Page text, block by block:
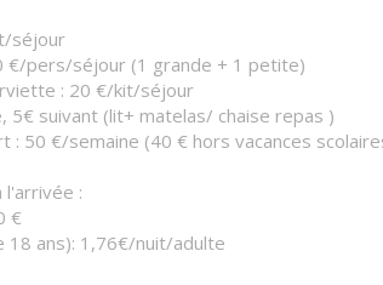
séjour
€/pers/séjour (1 grande + 1 petite)
: 20 €/kit/séjour
5€ suivant (lit+ matelas/ chaise repas )
: 50 €/semaine (40 € hors vacances
l'arrivée :
€
18 ans): 1,76€/nuit/adulte